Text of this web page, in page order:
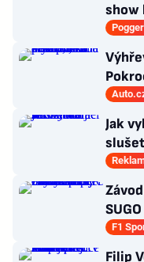
show
Jak
F1
Filip